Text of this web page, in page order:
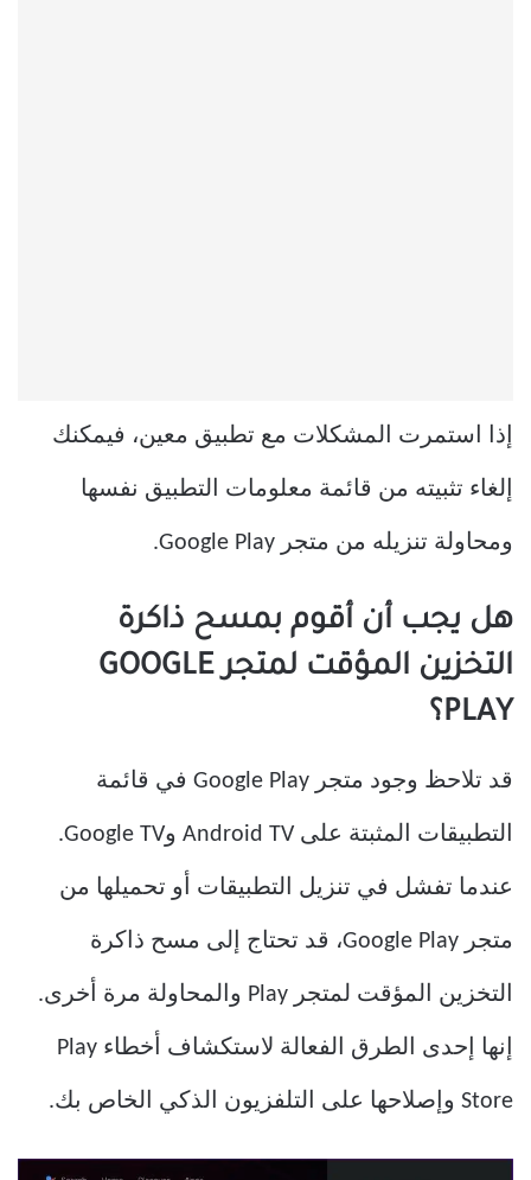
إذا استمرت المشكلات مع تطبيق معين، فيمكنك
إلغاء تثبيته من قائمة معلومات التطبيق نفسها
ومحاولة تنزيله من متجر Google Play.
هل يجب أن أقوم بمسح ذاكرة
التخزين المؤقت لمتجر GOOGLE
PLAY؟
قد تلاحظ وجود متجر Google Play في قائمة
التطبيقات المثبتة على Android TV وGoogle TV.
عندما تفشل في تنزيل التطبيقات أو تحميلها من
متجر Google Play، قد تحتاج إلى مسح ذاكرة
التخزين المؤقت لمتجر Play والمحاولة مرة أخرى.
إنها إحدى الطرق الفعالة لاستكشاف أخطاء Play
Store وإصلاحها على التلفزيون الذكي الخاص بك.